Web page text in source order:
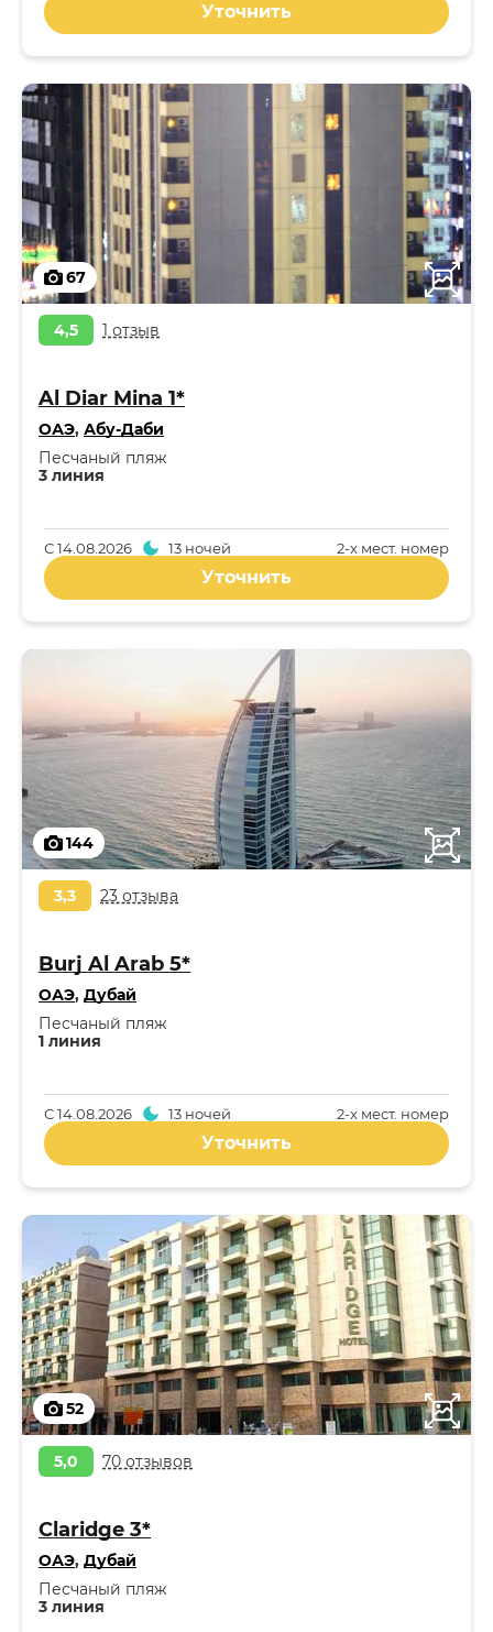
Уточнить
67
4,5 1 отзыв
Al Diar Mina 1*
ОАЭ, Абу-Даби
3 линия
Песчаный пляж
2-x мест. номер
С14.08.2026 13 ночей
Уточнить
144
3,3 23 отзыва
Burj Al Arab 5*
ОАЭ, Дубай
1 линия
Песчаный пляж
2-x мест. номер
С14.08.2026 13 ночей
Уточнить
52
5,0 70 отзывов
Claridge 3*
ОАЭ, Дубай
3 линия
Песчаный пляж